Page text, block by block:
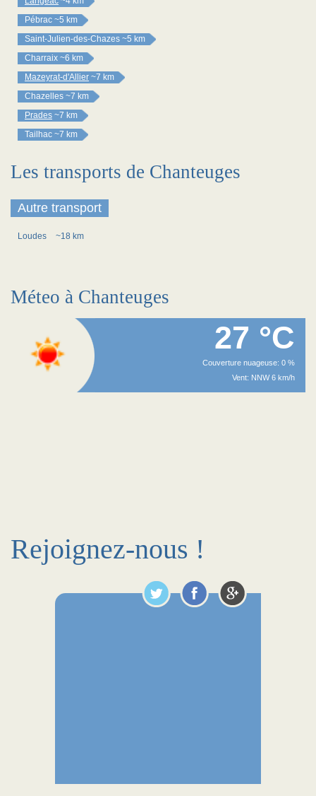
Pébrac ~5 km
Saint-Julien-des-Chazes ~5 km
Charraix ~6 km
Mazeyrat-d'Allier ~7 km
Chazelles ~7 km
Prades ~7 km
Tailhac ~7 km
Les transports de Chanteuges
Autre transport
Loudes ~18 km
Méteo à Chanteuges
27 °C
Couverture nuageuse: 0 %
Vent: NNW 6 km/h
Rejoignez-nous !